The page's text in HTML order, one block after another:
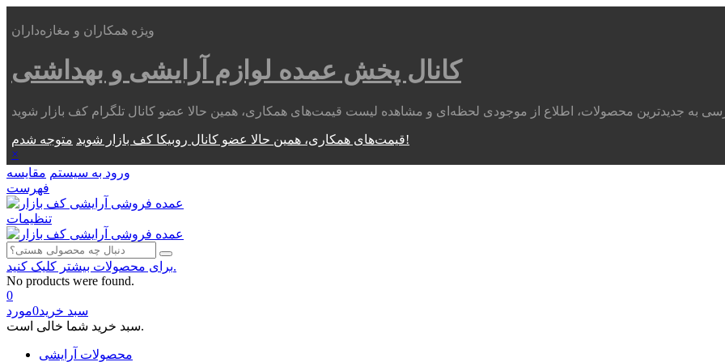
ویژه همکاران و مغازه‌داران
کانال پخش عمده لوازم آرایشی و بهداشتی
قیمت‌های همکاری، همین حالا عضو کانال روبیکا کف بازار شویدمتوجه شدم!
×
ورود به سیستم مقایسه
فهرست
تنظیمات
برای محصولات بیشتر کلیک کنید.
No products were found.
0
سبد خرید0مورد
سبد خرید شما خالی است.
محصولات آرایشی